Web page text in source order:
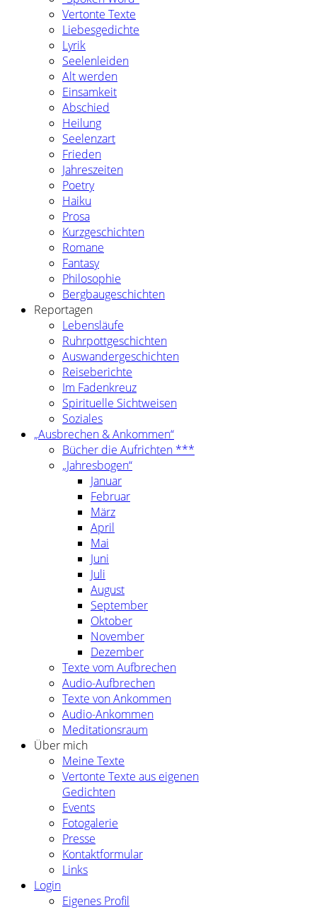
Vertonte Texte
Liebesgedichte
Lyrik
Seelenleiden
Alt werden
Einsamkeit
Abschied
Heilung
Seelenzart
Frieden
Jahreszeiten
Poetry
Haiku
Prosa
Kurzgeschichten
Romane
Fantasy
Philosophie
Bergbaugeschichten
Reportagen
Lebensläufe
Ruhrpottgeschichten
Auswandergeschichten
Reiseberichte
Im Fadenkreuz
Spirituelle Sichtweisen
Soziales
„Ausbrechen & Ankommen“
Bücher die Aufrichten ***
„Jahresbogen“
Januar
Februar
März
April
Mai
Juni
Juli
August
September
Oktober
November
Dezember
Texte vom Aufbrechen
Audio-Aufbrechen
Texte von Ankommen
Audio-Ankommen
Meditationsraum
Über mich
Meine Texte
Vertonte Texte aus eigenen
Gedichten
Events
Fotogalerie
Presse
Kontaktformular
Links
Login
Eigenes Profil